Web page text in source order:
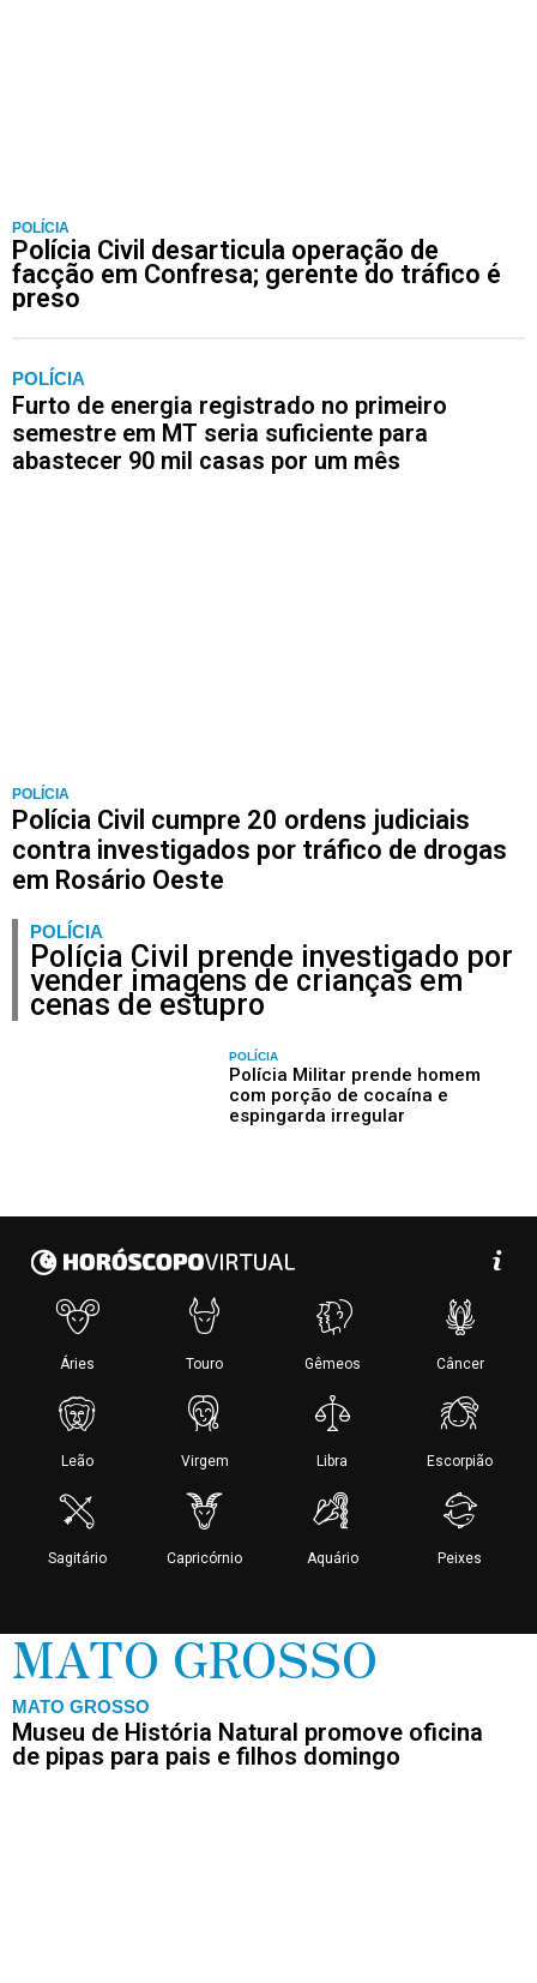
POLÍCIA
Polícia Civil desarticula operação de
facção em Confresa; gerente do tráfico é
preso
POLÍCIA
Furto de energia registrado no primeiro
semestre em MT seria suficiente para
abastecer 90 mil casas por um mês
POLÍCIA
Polícia Civil cumpre 20 ordens judiciais
contra investigados por tráfico de drogas
em Rosário Oeste
POLÍCIA
Polícia Civil prende investigado por
vender imagens de crianças em
cenas de estupro
POLÍCIA
Polícia Militar prende homem
com porção de cocaína e
espingarda irregular
MATO GROSSO
MATO GROSSO
Museu de História Natural promove oficina
de pipas para pais e filhos domingo